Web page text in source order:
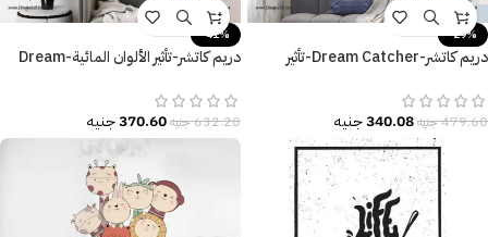
-29%
دريم كاتشر-Dream Catcher-تأثير
479.60جنيه340.08جنيه
-41%
دريم كاتشر-تأثير الألوان المائية-Dream
632.20جنيه370.60جنيه